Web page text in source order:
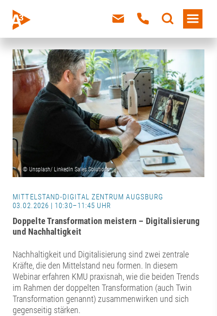
MITTELSTAND-DIGITAL ZENTRUM AUGSBURG
03.02.2026 | 10:30–11:45 UHR
Doppelte Transformation meistern – Digitalisierung
und Nachhaltigkeit
Nachhaltigkeit und Digitalisierung sind zwei zentrale
Kräfte, die den Mittelstand neu formen. In diesem
Webinar erfahren KMU praxisnah, wie die beiden Trends
im Rahmen der doppelten Transformation (auch Twin
Transformation genannt) zusammenwirken und sich
gegenseitig stärken.